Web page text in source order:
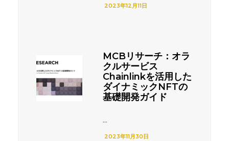
2023年12月11日
MCBリサーチ：オラ
クルサービス
Chainlinkを活用した
ダイナミックNFTの
基礎開発ガイド
...
2023年11月30日